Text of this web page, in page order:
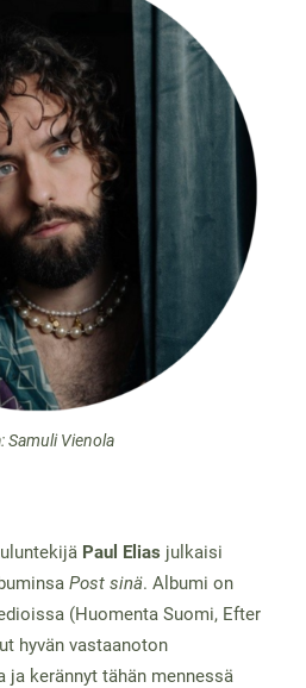
Samuli Vienola
Paul Elias julkaisi
Post sinä. Albumi on
(Huomenta Suomi, Efter
hyvän vastaanoton
ja kerännyt tähän mennessä